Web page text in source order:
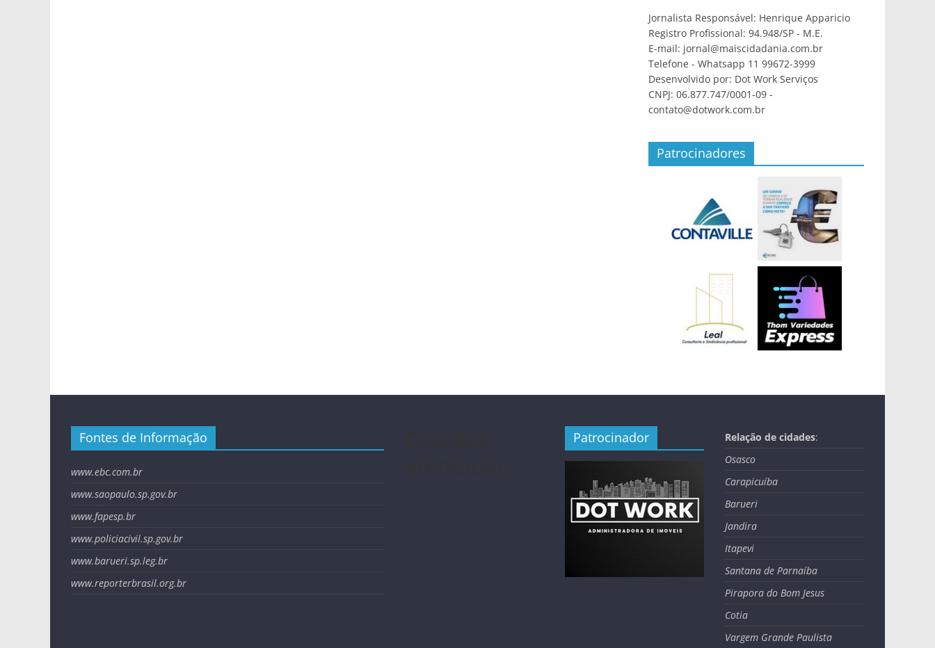
Jornalista Responsável: Henrique Apparicio
Registro Profissional: 94.948/SP - M.E.
E-mail: jornal@maiscidadania.com.br
Telefone - Whatsapp 11 99672-3999
Desenvolvido por: Dot Work Serviços
CNPJ: 06.877.747/0001-09 -
contato@dotwork.com.br
Patrocinadores
Fontes de Informação
www.ebc.com.br
www.saopaulo.sp.gov.br
www.fapesp.br
www.policiacivil.sp.gov.br
www.barueri.sp.leg.br
www.reporterbrasil.org.br
Patrocinador Relação de cidades:
Osasco
Carapicuíba
Barueri
Jandira
Itapevi
Santana de Parnaíba
Pirapora do Bom Jesus
Cotia
Vargem Grande Paulista